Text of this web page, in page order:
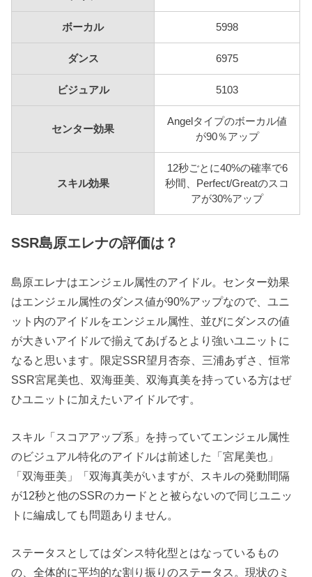
ボーカル 5998
ダンス 6975
ビジュアル 5103
センター効果
Angelタイプのボーカル値
が90％アップ
スキル効果
12秒ごとに40%の確率で6
秒間、Perfect/Greatのスコ
アが30%アップ
SSR島原エレナの評価は？
島原エレナはエンジェル属性のアイドル。センター効果
はエンジェル属性のダンス値が90%アップなので、ユニ
ット内のアイドルをエンジェル属性、並びにダンスの値
が大きいアイドルで揃えてあげるとより強いユニットに
なると思います。限定SSR望月杏奈、三浦あずさ、恒常
SSR宮尾美也、双海亜美、双海真美を持っている方はぜ
ひユニットに加えたいアイドルです。
スキル「スコアアップ系」を持っていてエンジェル属性
のビジュアル特化のアイドルは前述した「宮尾美也」
「双海亜美」「双海真美がいますが、スキルの発動間隔
が12秒と他のSSRのカードとと被らないので同じユニッ
トに編成しても問題ありません。
ステータスとしてはダンス特化型とはなっているもの
の、全体的に平均的な割り振りのステータス。現状のミ